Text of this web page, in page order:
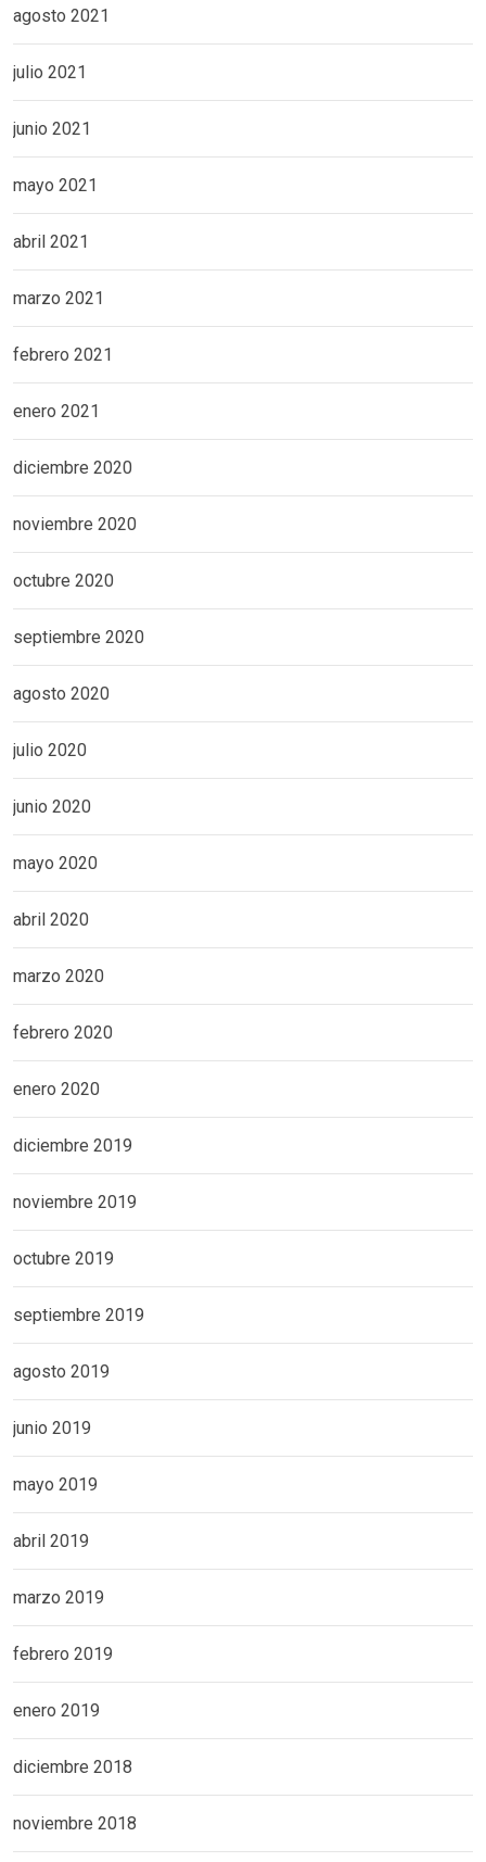
agosto 2021
julio 2021
junio 2021
mayo 2021
abril 2021
marzo 2021
febrero 2021
enero 2021
diciembre 2020
noviembre 2020
octubre 2020
septiembre 2020
agosto 2020
julio 2020
junio 2020
mayo 2020
abril 2020
marzo 2020
febrero 2020
enero 2020
diciembre 2019
noviembre 2019
octubre 2019
septiembre 2019
agosto 2019
junio 2019
mayo 2019
abril 2019
marzo 2019
febrero 2019
enero 2019
diciembre 2018
noviembre 2018